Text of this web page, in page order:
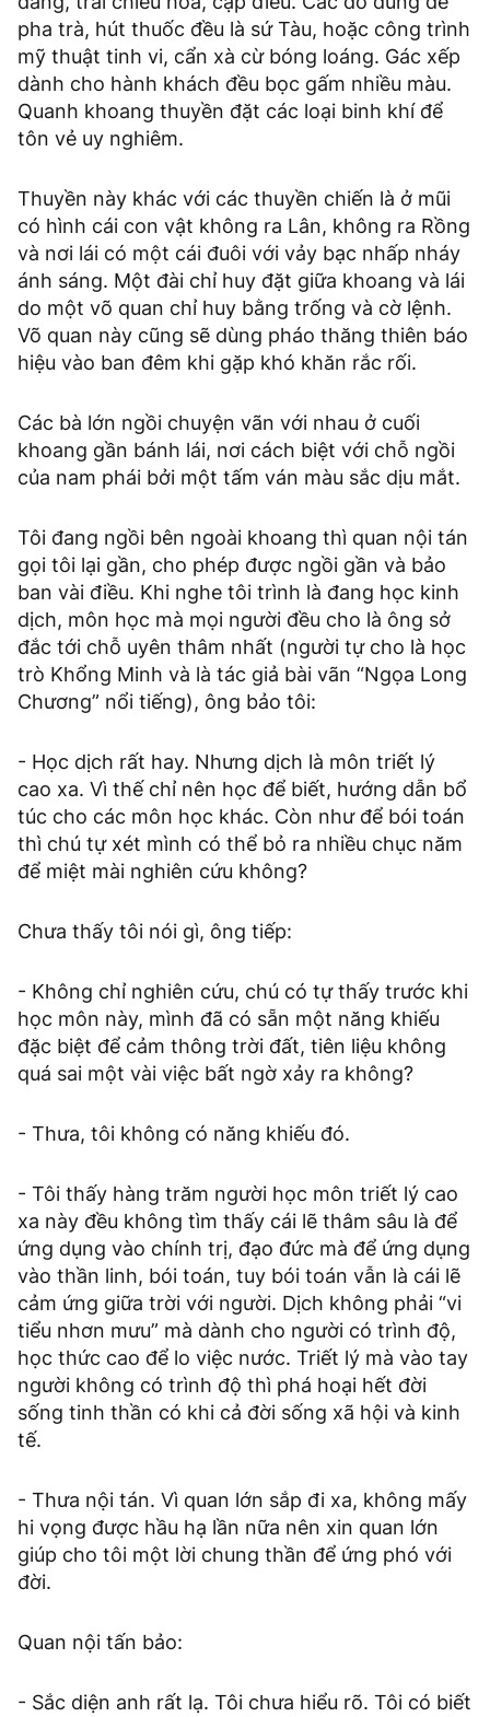
pha trà, hút thuốc đều là sứ Tàu, hoặc công trình
mỹ thuật tinh vi, cẩn xà cừ bóng loáng. Gác xếp
dành cho hành khách đều bọc gấm nhiều màu.
Quanh khoang thuyền đặt các loại binh khí để
tôn vẻ uy nghiêm.
Thuyền này khác với các thuyền chiến là ở mũi
có hình cái con vật không ra Lân, không ra Rồng
và nơi lái có một cái đuôi với vảy bạc nhấp nháy
ánh sáng. Một đài chỉ huy đặt giữa khoang và lái
do một võ quan chỉ huy bằng trống và cờ lệnh.
Võ quan này cũng sẽ dùng pháo thăng thiên báo
hiệu vào ban đêm khi gặp khó khăn rắc rối.
Các bà lớn ngồi chuyện vãn với nhau ở cuối
khoang gần bánh lái, nơi cách biệt với chỗ ngồi
của nam phái bởi một tấm ván màu sắc dịu mắt.
Tôi đang ngồi bên ngoài khoang thì quan nội tán
gọi tôi lại gần, cho phép được ngồi gần và bảo
ban vài điều. Khi nghe tôi trình là đang học kinh
dịch, môn học mà mọi người đều cho là ông sở
đắc tới chỗ uyên thâm nhất (người tự cho là học
trò Khổng Minh và là tác giả bài vãn “Ngọa Long
Chương” nổi tiếng), ông bảo tôi:
- Học dịch rất hay. Nhưng dịch là môn triết lý
cao xa. Vì thế chỉ nên học để biết, hướng dẫn bổ
túc cho các môn học khác. Còn như để bói toán
thì chú tự xét mình có thể bỏ ra nhiều chục năm
để miệt mài nghiên cứu không?
Chưa thấy tôi nói gì, ông tiếp:
- Không chỉ nghiên cứu, chú có tự thấy trước khi
học môn này, mình đã có sẵn một năng khiếu
đặc biệt để cảm thông trời đất, tiên liệu không
quá sai một vài việc bất ngờ xảy ra không?
- Thưa, tôi không có năng khiếu đó.
- Tôi thấy hàng trăm người học môn triết lý cao
xa này đều không tìm thấy cái lẽ thâm sâu là để
ứng dụng vào chính trị, đạo đức mà để ứng dụng
vào thần linh, bói toán, tuy bói toán vẫn là cái lẽ
cảm ứng giữa trời với người. Dịch không phải “vi
tiểu nhơn mưu” mà dành cho người có trình độ,
học thức cao để lo việc nước. Triết lý mà vào tay
người không có trình độ thì phá hoại hết đời
sống tinh thần có khi cả đời sống xã hội và kinh
tế.
- Thưa nội tán. Vì quan lớn sắp đi xa, không mấy
hi vọng được hầu hạ lần nữa nên xin quan lớn
giúp cho tôi một lời chung thần để ứng phó với
đời.
Quan nội tấn bảo:
- Sắc diện anh rất lạ. Tôi chưa hiểu rõ. Tôi có biết